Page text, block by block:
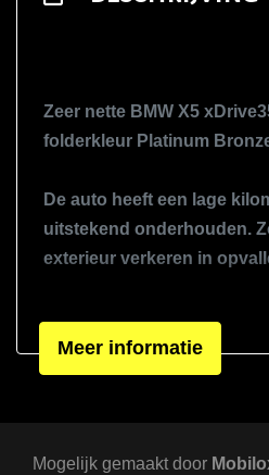
Interieur
geheugen
Elektrisch verstelbare
geheugen
Hoofdsteunen anti-
Zeer nette BMW X5
folderkleur Platinum
De auto heeft een lage
uitstekend onderhouden.
exterieur verkeren in
306 pk zescilinder
Automaat met
Navigatie
Meer informatie
Mogelijk gemaakt door